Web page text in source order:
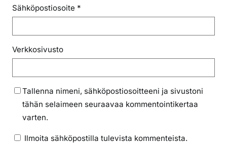
Sähköpostiosoite *
Verkkosivusto
Tallenna nimeni, sähköpostiosoitteeni ja sivustoni
tähän selaimeen seuraavaa kommentointikertaa
varten.
Ilmoita sähköpostilla tulevista kommenteista.